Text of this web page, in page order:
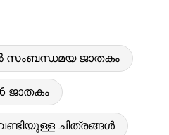
സംബന്ധമയ ജാതകം
ജാതകം
ചിത്രങ്ങൾ